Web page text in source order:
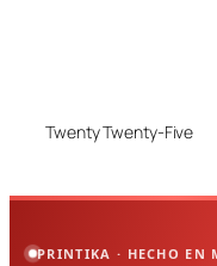
Twenty Twenty-Five
PRINTIKA · HECHO EN